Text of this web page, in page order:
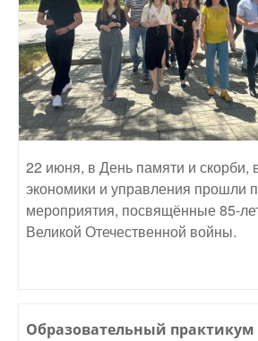
22 июня, в День памяти и скорби,
экономики и управления прошли
мероприятия, посвящённые 85-
Великой Отечественной войны.
Образовательный